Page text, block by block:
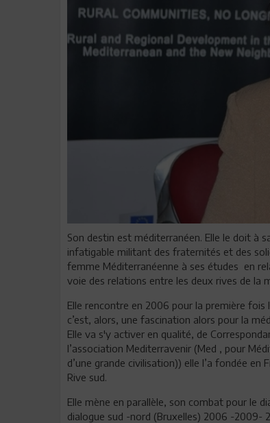
Son destin est méditerranéen. Elle le doit à
infatigable militant des fraternités et des
femme Méditerranéenne à ses études en
voie des relations entre les deux rives de la
Elle rencontre en 2006 pour la première
c’est, alors, une fascination alors pour la
Elle va s'y activer en qualité, de
l’association Mediterravenir (Med , pour
d’une grande civilisation)) elle l’a fondée
Rive sud.
Elle mène en parallèle, son combat pour le
dialogue sud -nord (Bruxelles) 2006 -2009-